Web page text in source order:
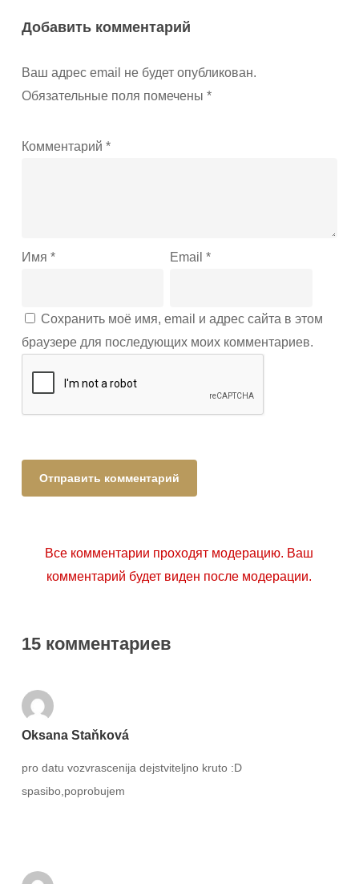
Добавить комментарий
Ваш адрес email не будет опубликован.
Обязательные поля помечены *
Комментарий *
Имя * Email*
Сохранить моё имя, email и адрес сайта в этом
браузере для последующих моих комментариев.
Все комментарии проходят модерацию. Ваш
комментарий будет виден после модерации.
15 комментариев
Oksana Staňková
pro datu vozvrascenija dejstviteljno kruto :D
spasibo,poprobujem